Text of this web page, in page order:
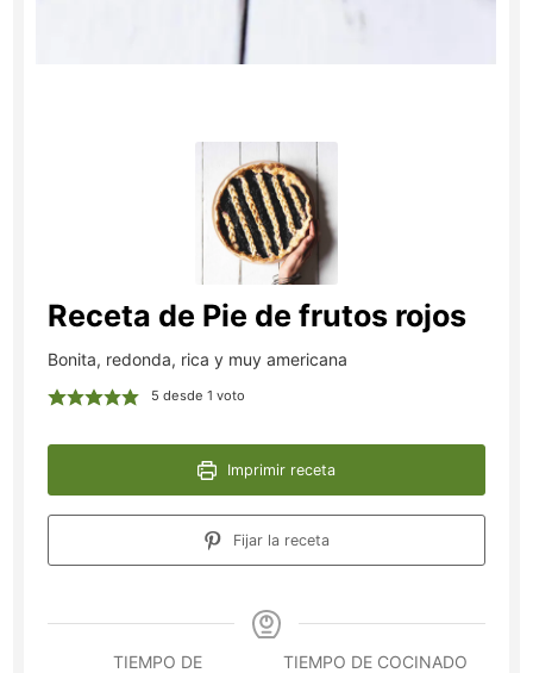
Receta de Pie de frutos rojos
Bonita, redonda, rica y muy americana
5 desde 1 voto
Imprimir receta
Fijar la receta
TIEMPO DE TIEMPO DE COCINADO